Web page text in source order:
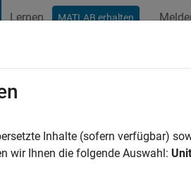
Lernen MATLAB erhalten
vor|Aktiv seit 2023
1
Inhalte (sofern verfügbar)
wir Ihnen die folgende Auswahl: